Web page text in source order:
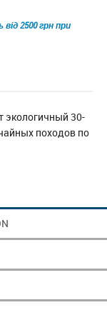
2500 грн при
экологичный 30-
походов по